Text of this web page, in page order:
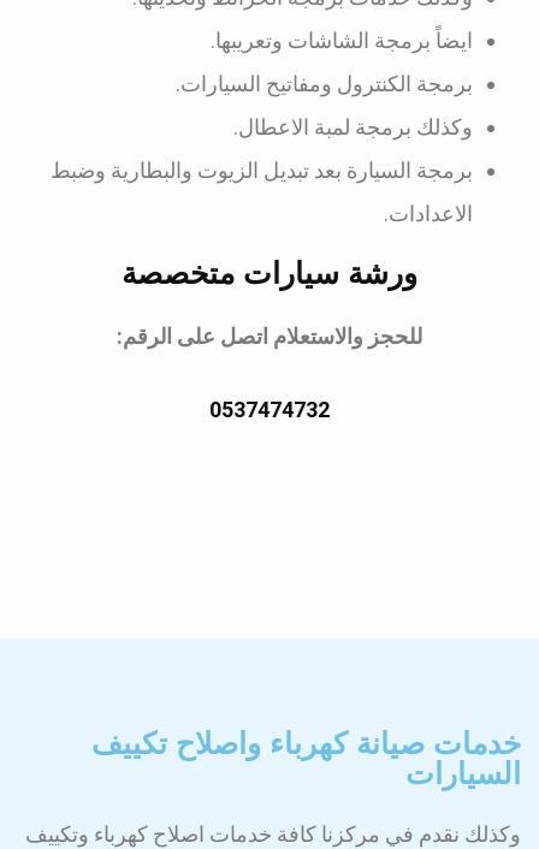
ايضاً برمجة الشاشات وتعريبها.
برمجة الكنترول ومفاتيح السيارات.
وكذلك برمجة لمبة الاعطال.
برمجة السيارة بعد تبديل الزيوت والبطارية وضبط
الاعدادات.
ورشة سيارات متخصصة
للحجز والاستعلام اتصل على الرقم:
0537474732
خدمات صيانة كهرباء واصلاح تكييف
السيارات
وكذلك نقدم في مركزنا كافة خدمات اصلاح كهرباء وتكييف